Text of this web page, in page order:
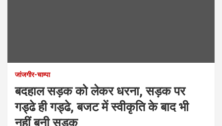
जांजगीर-चाम्पा
बदहाल सड़क को लेकर धरना, सड़क पर
गड्ढे ही गड्ढे, बजट में स्वीकृति के बाद भी
नहीं बनी सड़क